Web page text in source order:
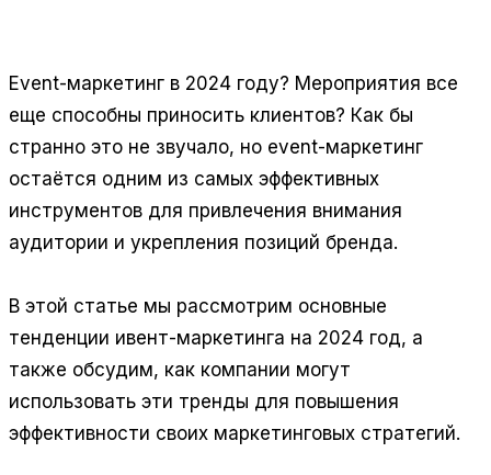
Event-маркетинг в 2024 году? Мероприятия все
еще способны приносить клиентов? Как бы
странно это не звучало, но event-маркетинг
остаётся одним из самых эффективных
инструментов для привлечения внимания
аудитории и укрепления позиций бренда.
В этой статье мы рассмотрим основные
тенденции ивент-маркетинга на 2024 год, а
также обсудим, как компании могут
использовать эти тренды для повышения
эффективности своих маркетинговых стратегий.